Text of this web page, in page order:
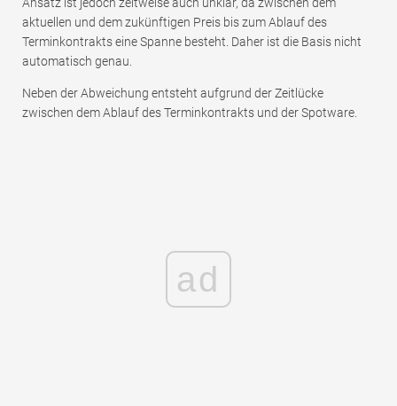
Ansatz ist jedoch zeitweise auch unklar, da zwischen dem
aktuellen und dem zukünftigen Preis bis zum Ablauf des
Terminkontrakts eine Spanne besteht. Daher ist die Basis nicht
automatisch genau.
Neben der Abweichung entsteht aufgrund der Zeitlücke
zwischen dem Ablauf des Terminkontrakts und der Spotware.
ad